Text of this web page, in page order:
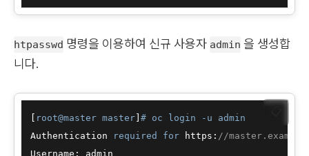
htpasswd 명령을 이용하여 신규 사용자 admin 을 생성합
니다.
root@master master] # oc login -u admin
Authentication
required for https: //
Username: admin